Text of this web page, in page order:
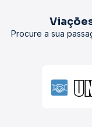
Procure a sua